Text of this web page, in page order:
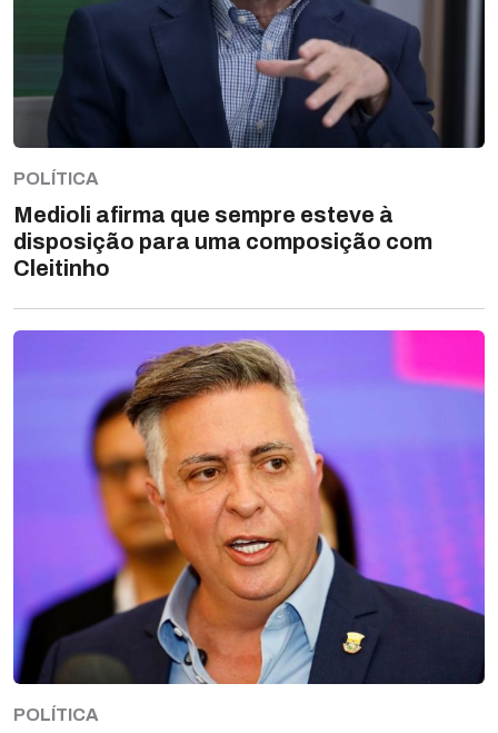
POLÍTICA
Medioli afirma que sempre esteve à
disposição para uma composição com
Cleitinho
POLÍTICA